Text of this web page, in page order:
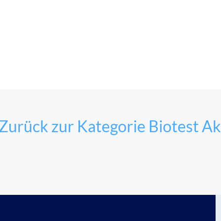
zur Kategorie Biotest